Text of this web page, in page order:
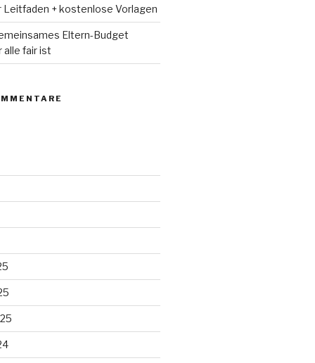
Leitfaden + kostenlose Vorlagen
Eltern-Budget
alle fair ist